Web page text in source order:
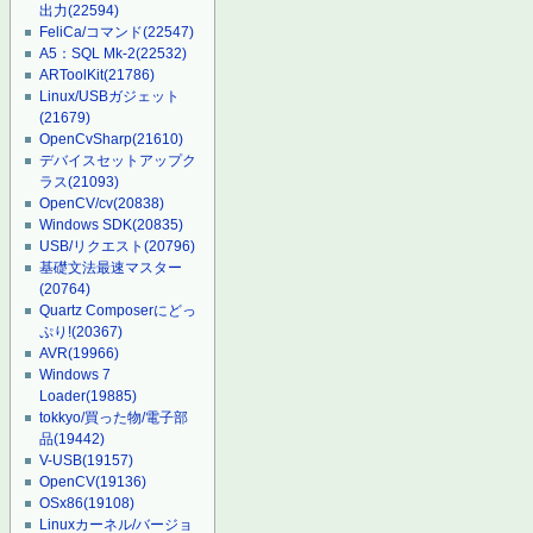
出力(22594)
FeliCa/コマンド(22547)
A5：SQL Mk-2(22532)
ARToolKit(21786)
Linux/USBガジェット
(21679)
OpenCvSharp(21610)
デバイスセットアップク
ラス(21093)
OpenCV/cv(20838)
Windows SDK(20835)
USB/リクエスト(20796)
基礎文法最速マスター
(20764)
Quartz Composerにどっ
ぷり!(20367)
AVR(19966)
Windows 7
Loader(19885)
tokkyo/買った物/電子部
品(19442)
V-USB(19157)
OpenCV(19136)
OSx86(19108)
Linuxカーネル/バージョ